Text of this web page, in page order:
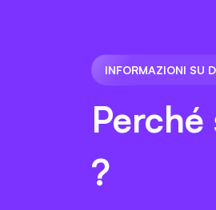
INFORMAZIONI SU
?